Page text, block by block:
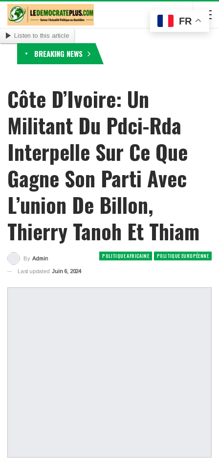
Listen to this article
BREAKING NEWS
Côte D’Ivoire: Un
Militant Du Pdci-Rda
Interpelle Sur Ce Que
Gagne Son Parti Avec
L’union De Billon,
Thierry Tanoh Et Thiam
POLITIQUE AFRICAINE POLITIQUE EUROPÉENNE
By Admin
Last updated Juin 6, 2024
FR